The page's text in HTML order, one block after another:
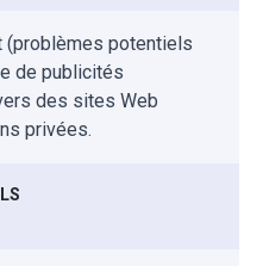
(problèmes potentiels
de publicités
des sites Web
privées.